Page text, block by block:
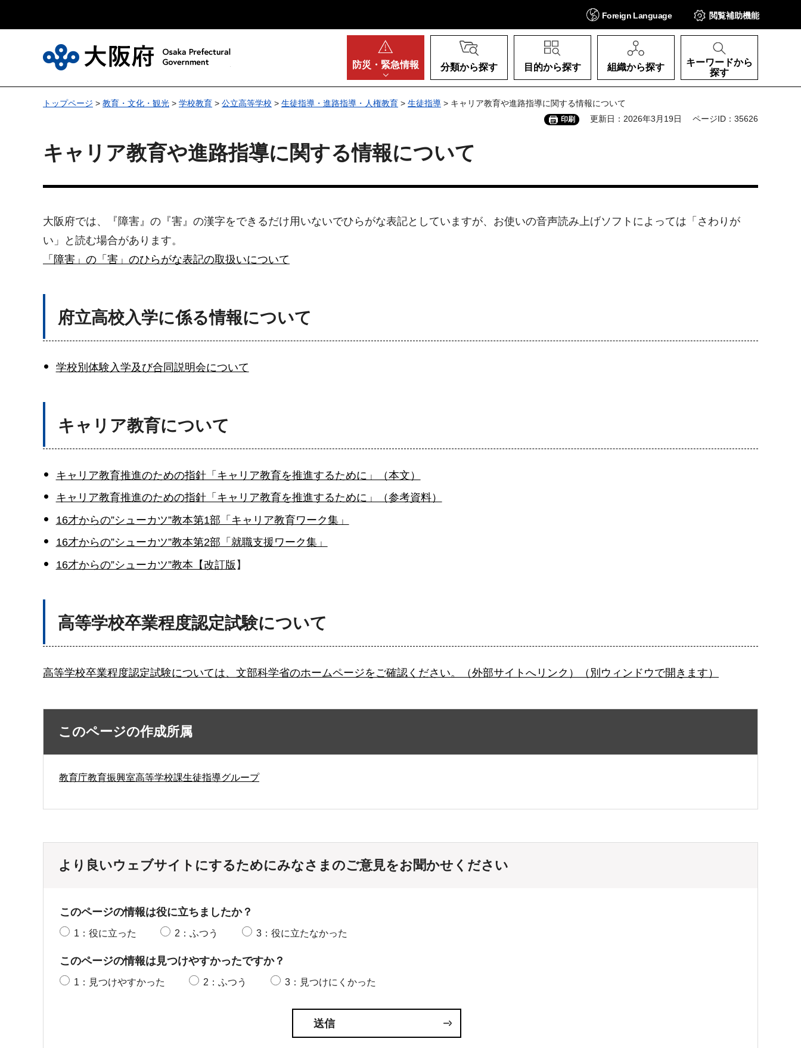
Foreign Language 閲覧補助機能
防災・ 緊急情報 分類から探す 目的から探す 組織から探す
キーワードから
探す
トップページ > 教育・文化・観光 > 学校教育 > 公立高等学校 > 生徒指導・進路指導・人権教育 > 生徒指導 > キャリア教育や進路指導に関する情報について
印刷 更新日：2026年3月19日 ページID：35626
キャリア教育や進路指導に関する情報について
大阪府では、『障害』の『害』の漢字をできるだけ用いないでひらがな表記としていますが、お使いの音声読み上げソフトによっては「さわりが
い」と読む場合があります。
「障害」の「害」のひらがな表記の取扱いについて
府立高校入学に係る情報について
学校別体験入学及び合同説明会について
キャリア教育について
キャリア教育推進のための指針「キャリア教育を推進するために」（本文）
キャリア教育推進のための指針「キャリア教育を推進するために」（参考資料）
16才からの”シューカツ”教本第1部「キャリア教育ワーク集」
16才からの”シューカツ”教本第2部「就職支援ワーク集」
16才からの”シューカツ”教本【改訂版 】
高等学校卒業程度認定試験について
高等学校卒業程度認定試験については、文部科学省のホームページをご確認ください。（外部サイトへリンク）（別ウィンドウで開きます）
このページの作成所属
教育庁教育振興室高等学校課生徒指導グループ
より良いウェブサイトにするためにみなさまのご意見をお聞かせください
このページの情報は役に立ちましたか？
1：役に立った 2：ふつう 3：役に立たなかった
このページの情報は見つけやすかったですか？
1：見つけやすかった 2：ふつう 3：見つけにくかった